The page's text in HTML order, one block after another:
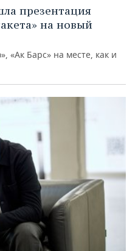
презентация
на новый
«Ак Барс» на месте, как и